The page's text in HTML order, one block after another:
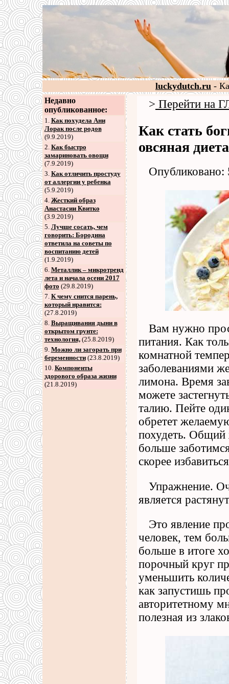
luckydutch.ru -
Недавно
опубликованное:
1. Как похудела Ани
Лорак после родов
(9.9.2019)
2. Как быстро
замариновать овощи
(7.9.2019)
3. Как отличить простуду
от аллергии у ребенка
(5.9.2019)
4. Жесткий образ
Анастасии Квитко
(3.9.2019)
5. Лучше сосать, чем
говорить: Бородина
ответила на советы по
воспитанию детей
(1.9.2019)
6. Металлик – микротренд
лета и начала осени 2017
фото (29.8.2019)
7. К чему снится парень,
который нравится:
(27.8.2019)
8. Выращивания дыни в
открытом грунте:
технология,(25.8.2019)
9. Можно ли загорать при
беременности(23.8.2019)
10. Компоненты
здорового образа жизни
(21.8.2019)
> Перейти на
Как стать
овсяная
Опубликовано:
Вам нужно
питания. Как
комнатной
заболеваниями
лимона. Время
можете
талию. Пейте
обретет
похудеть. Общий
больше
скорее
Упражнение.
является
Это явление
человек, тем
больше в итоге
порочный круг
уменьшить
как запустишь
авторитетному
полезная из